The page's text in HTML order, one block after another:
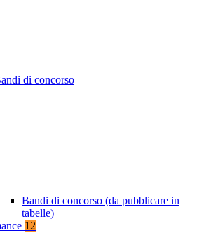
di concorso
Bandi di concorso (da pubblicare in
tabelle)
12